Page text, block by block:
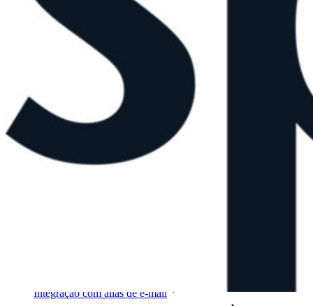
Documentação para desenvolvedores
Explore mais
NovoInteligência de acesso
Downloads
Integração com alias de e-mail